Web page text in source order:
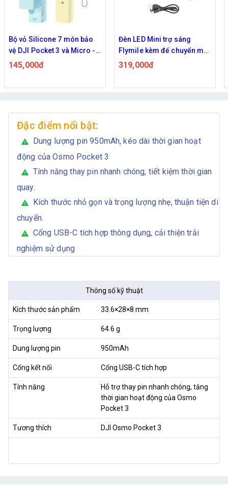
Bộ vỏ Silicone 7 món bảo
vệ DJI Pocket 3 và Micro -
Xanh mix Vàng
145,000đ
Đèn LED Mini trợ sáng
Flymile kèm đế chuyển mở
rộng cho DJI Pocket 3, DJI
319,000đ
Đặc điểm nổi bật:
warning
Dung lượng pin 950mAh, kéo dài thời gian hoạt
động của Osmo Pocket 3
warning
Tính năng thay pin nhanh chóng, tiết kiệm thời gian
quay.
warning
Kích thước nhỏ gọn và trọng lượng nhẹ, thuận tiện di
chuyển.
warning
Cổng USB-C tích hợp thông dụng, cải thiện trải
nghiệm sử dụng
Thông số kỹ thuật
Kích thước sản phẩm 33.6×28×8 mm
Trọng lượng 64.6 g
Dung lượng pin 950mAh
Cổng kết nối Cổng USB-C tích hợp
Tính năng
Hỗ trợ thay pin nhanh chóng, tăng
thời gian hoạt động của Osmo
Pocket 3
Tương thích DJI Osmo Pocket 3